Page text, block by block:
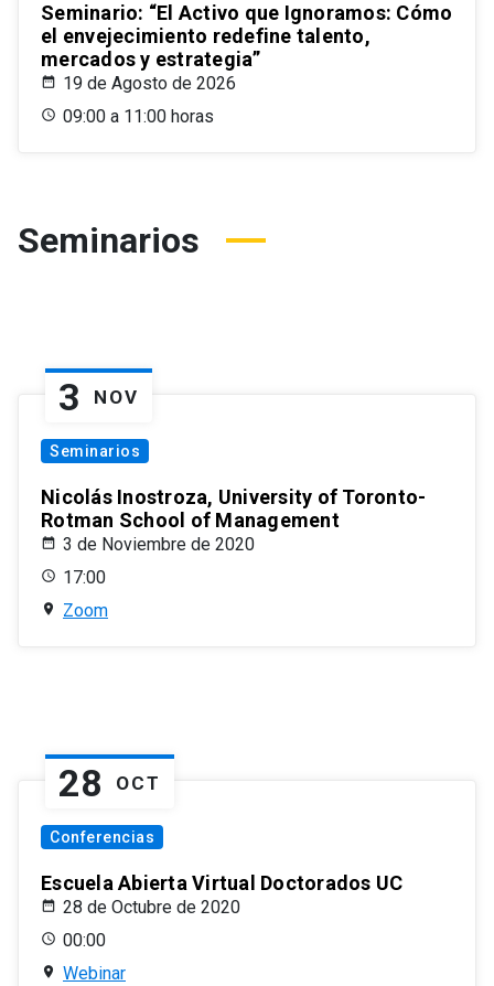
Seminario: “El Activo que Ignoramos: Cómo
el envejecimiento redefine talento,
mercados y estrategia”
19 de Agosto de 2026
09:00 a 11:00 horas
Seminarios
3 NOV
Seminarios
Nicolás Inostroza, University of Toronto-
Rotman School of Management
3 de Noviembre de 2020
17:00
Zoom
28 OCT
Conferencias
Escuela Abierta Virtual Doctorados UC
28 de Octubre de 2020
00:00
Webinar